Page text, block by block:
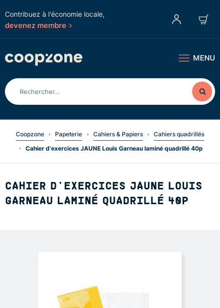
Contribuez à l'économie locale,
devenez membre
MENU
Coopzone Papeterie Cahiers & Papiers
Cahiers quadrillés
Cahier d'exercices JAUNE Louis Garneau laminé quadrillé 40p
CAHIER D'EXERCICES JAUNE LOUIS
GARNEAU LAMINÉ QUADRILLÉ 40P